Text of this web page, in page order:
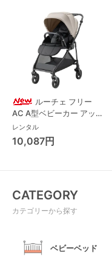
ルーチェ フリー
AC A型ベビーカー アッ
プリカ(Aprica) A型ベビ
ーカー アップリカ
(Aprica)
レンタル
10,087円
CATEGORY
カテゴリーから探す
ベビーベッド